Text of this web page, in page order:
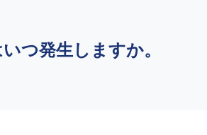
つ発生しますか。